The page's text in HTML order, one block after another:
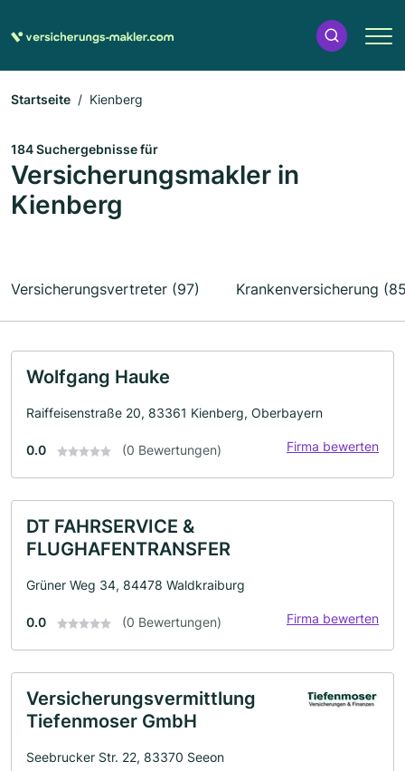
Startseite Kienberg
184 Suchergebnisse für
Versicherungsmakler in
Kienberg
Versicherungsvertreter (97) Krankenversicherung
Wolfgang Hauke
Raiffeisenstraße 20, 83361 Kienberg, Oberbayern
0.0 (0 Bewertungen) Firma bewerten
DT FAHRSERVICE &
FLUGHAFENTRANSFER
Grüner Weg 34, 84478 Waldkraiburg
0.0 (0 Bewertungen) Firma bewerten
Versicherungsvermittlung
Tiefenmoser GmbH
Seebrucker Str. 22, 83370 Seeon